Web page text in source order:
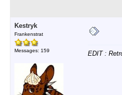
Kestryk
Frankenstrat
Messages: 159 EDIT :